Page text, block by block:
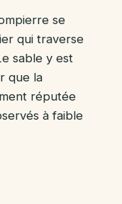
se
qui traverse
sable y est
que la
réputée
à faible